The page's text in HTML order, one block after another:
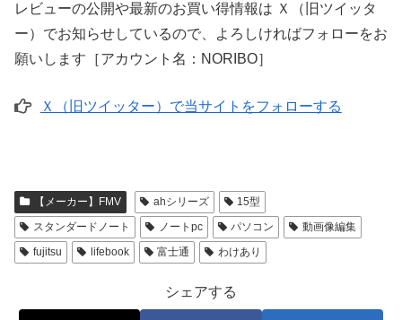
レビューの公開や最新のお買い得情報は Ｘ（旧ツイッタ
ー）でお知らせしているので、よろしければフォローをお
願いします［アカウント名：NORIBO］
Ｘ（旧ツイッター）で当サイトをフォローする
【メーカー】FMV ahシリーズ
15型
スタンダードノート
ノートpc パソコン
動画像編集
fujitsu
lifebook 富士通 わけあり
シェアする